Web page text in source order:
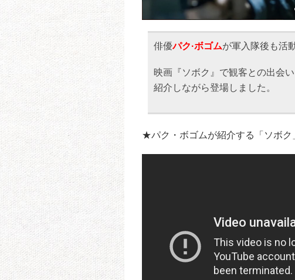
俳優パク·ボゴムが軍入隊後も活
映画『ソボク』で観客との出会
紹介しながら登場しました。
★パク・ボゴムが紹介する「ソボ